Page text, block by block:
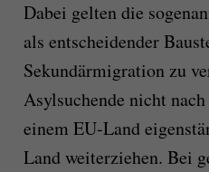
Dabei gelten die
als entscheidender
Sekundärmigration zu
Asylsuchende nicht
einem EU-Land
Land weiterziehen. Bei